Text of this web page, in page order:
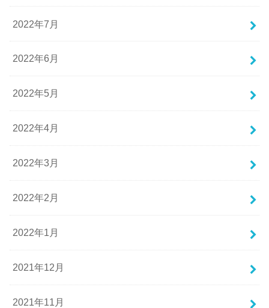
2022年7月
2022年6月
2022年5月
2022年4月
2022年3月
2022年2月
2022年1月
2021年12月
2021年11月